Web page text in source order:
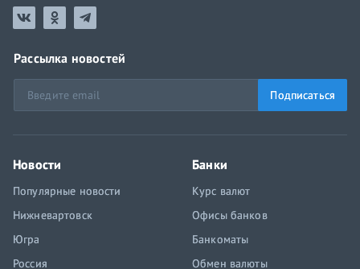
Рассылка новостей
Подписаться
Новости
Популярные новости
Нижневартовск
Югра
Россия
Банки
Курс валют
Офисы банков
Банкоматы
Обмен валюты